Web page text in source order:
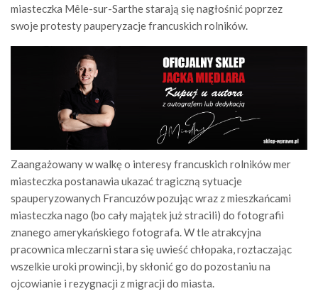
miasteczka Mêle-sur-Sarthe starają się nagłośnić poprzez
swoje protesty pauperyzacje francuskich rolników.
Zaangażowany w walkę o interesy francuskich rolników mer
miasteczka postanawia ukazać tragiczną sytuacje
spauperyzowanych Francuzów pozując wraz z mieszkańcami
miasteczka nago (bo cały majątek już stracili) do fotografii
znanego amerykańskiego fotografa. W tle atrakcyjna
pracownica mleczarni stara się uwieść chłopaka, roztaczając
wszelkie uroki prowincji, by skłonić go do pozostaniu na
ojcowianie i rezygnacji z migracji do miasta.